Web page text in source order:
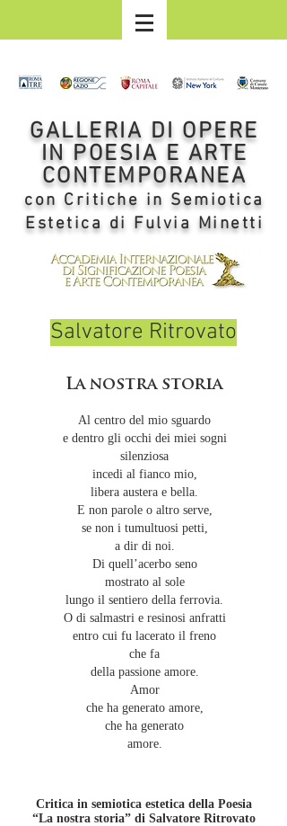
GALLERIA DI OPERE
IN POESIA E ARTE
CONTEMPORANEA
con Critiche in Semiotica
Estetica di Fulvia Minetti
Salvatore Ritrovato
La nostra storia
Al centro del mio sguardo
e dentro gli occhi dei miei sogni
silenziosa
incedi al fianco mio,
libera austera e bella.
E non parole o altro serve,
se non i tumultuosi petti,
a dir di noi.
Di quell’acerbo seno
mostrato al sole
lungo il sentiero della ferrovia.
O di salmastri e resinosi anfratti
entro cui fu lacerato il freno
che fa
della passione amore.
Amor
che ha generato amore,
che ha generato
amore.
Critica in semiotica estetica della Poesia
“La nostra storia” di Salvatore Ritrovato